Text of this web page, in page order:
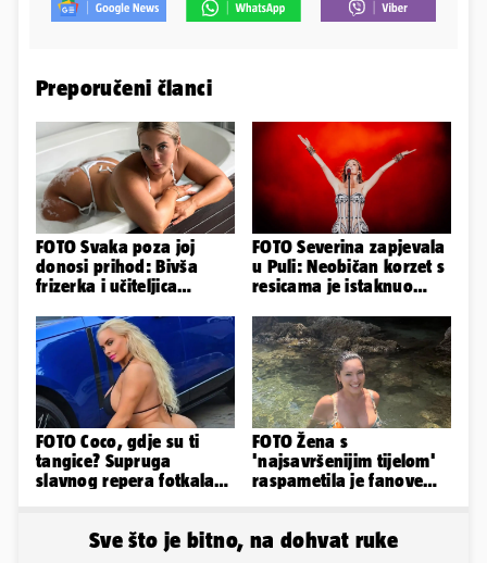
Preporučeni članci
FOTO Svaka poza joj
donosi prihod: Bivša
frizerka i učiteljica
Instagram
FOTO Severina zapjevala
u Puli: Neobičan korzet s
resicama je istaknuo
FOTO Coco, gdje su ti
tangice? Supruga
slavnog repera fotkala
FOTO Žena s
'najsavršenijim tijelom'
raspametila je fanove
Sve što je bitno, na dohvat ruke